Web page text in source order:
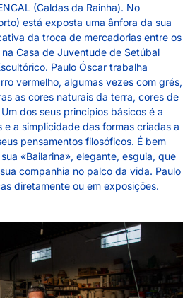
(Caldas da Rainha). No
está exposta uma ânfora da sua
da troca de mercadorias entre os
Casa de Juventude de Setúbal
Paulo Óscar trabalha
vermelho, algumas vezes com grés,
as cores naturais da terra, cores de
dos seus princípios básicos é a
a simplicidade das formas criadas a
pensamentos filosóficos. É bem
«Bailarina», elegante, esguia, que
companhia no palco da vida. Paulo
diretamente ou em exposições.